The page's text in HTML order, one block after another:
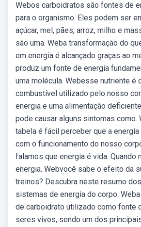
Webos carboidratos são fontes de
para o organismo. Eles podem ser
açúcar, mel, pães, arroz, milho e
são uma. Weba transformação do
em energia é alcançado graças ao
produz um fonte de energia
uma molécula. Webesse nutriente é
combustível utilizado pelo nosso
energia e uma alimentação
pode causar alguns sintomas como.
tabela é fácil perceber que a
com o funcionamento do nosso
falamos que energia é vida. Quando
energia. Webvocê sabe o efeito da
treinos? Descubra neste resumo
sistemas de energia do corpo:
de carboidrato utilizado como fonte
seres vivos, sendo um dos